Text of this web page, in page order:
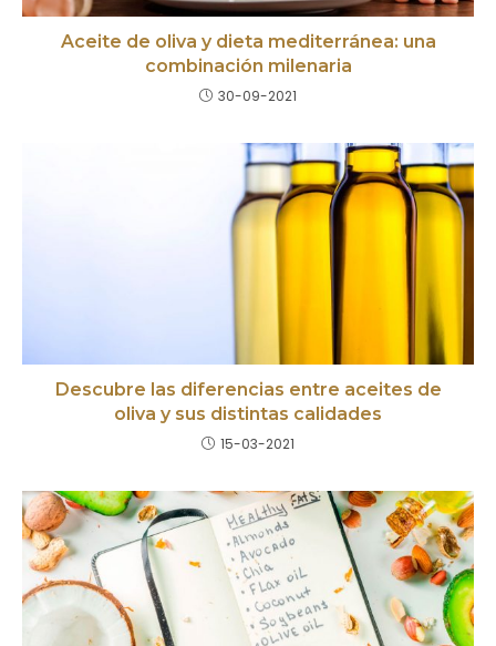
Aceite de oliva y dieta mediterránea: una
combinación milenaria
30-09-2021
Descubre las diferencias entre aceites de
oliva y sus distintas calidades
15-03-2021